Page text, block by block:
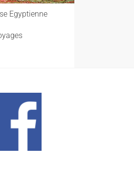
Egyptienne